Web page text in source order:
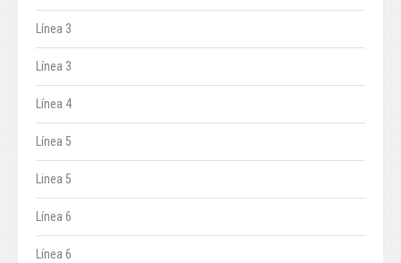
Línea 3
Línea 3
Línea 4
Línea 5
Linea 5
Línea 6
Línea 6